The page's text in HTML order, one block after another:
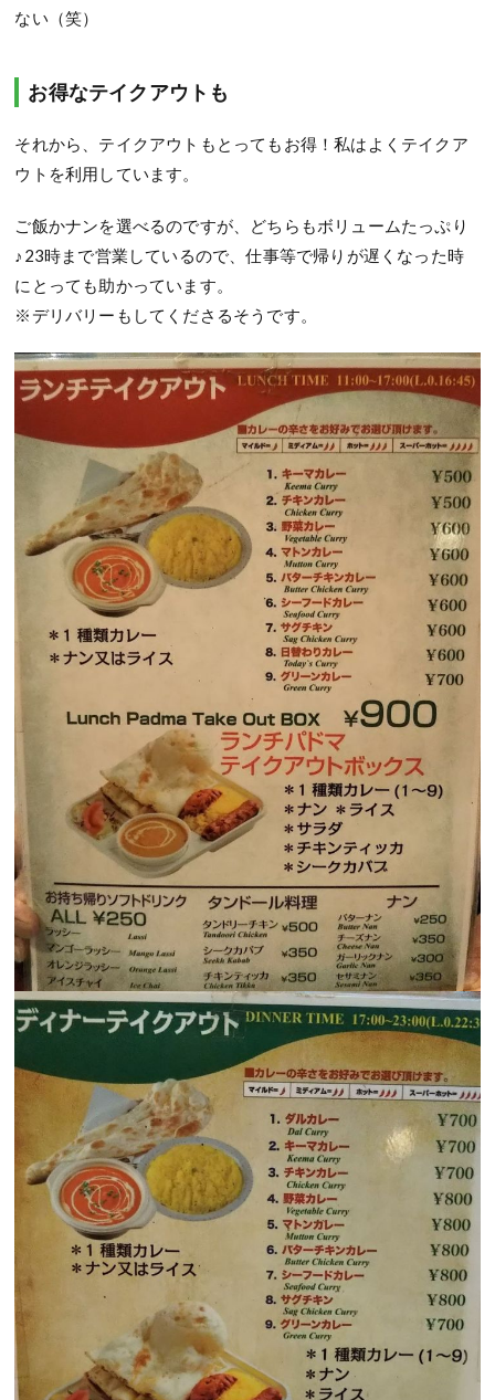
ない（笑）
お得なテイクアウトも
それから、テイクアウトもとってもお得！私はよくテイクア
ウトを利用しています。
ご飯かナンを選べるのですが、どちらもボリュームたっぷり
♪23時まで営業しているので、仕事等で帰りが遅くなった時
にとっても助かっています。
※デリバリーもしてくださるそうです。